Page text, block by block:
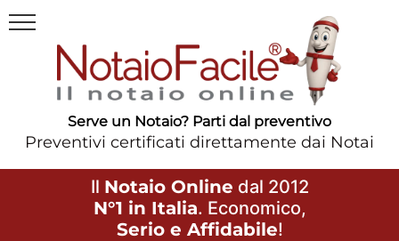
Serve un Notaio? Parti dal preventivo
Preventivi certificati direttamente dai Notai
Il Notaio Online dal 2012
N°1 in Italia. Economico,
Serio e Affidabile!